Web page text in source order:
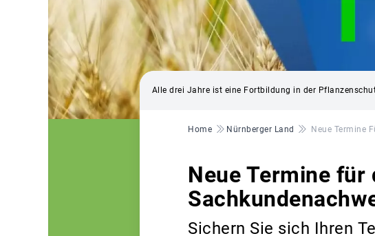
Alle drei Jahre ist eine Fortbildung in der
Pfadnavigation
Home Nürnberger Land Neue Termine
Neue Termine
Sichern Sie sich Ihren